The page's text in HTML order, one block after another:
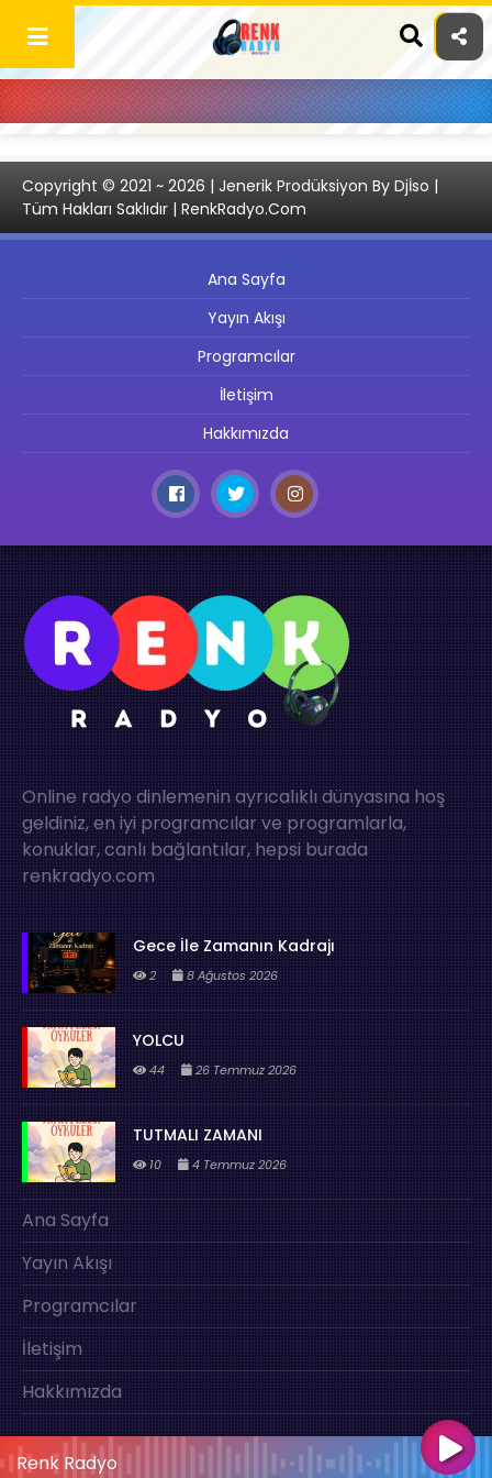
content
Renk Radyo
Copyright © 2021 ~ 2026 | Jenerik Prodüksiyon By Djİso |
Tüm Hakları Saklıdır | RenkRadyo.Com
Ana Sayfa
Yayın Akışı
Programcılar
İletişim
Hakkımızda
Online radyo dinlemenin ayrıcalıklı dünyasına hoş
geldiniz, en iyi programcılar ve programlarla,
konuklar, canlı bağlantılar, hepsi burada
renkradyo.com
Gece İle Zamanın Kadrajı
2 8 Ağustos 2026
YOLCU
44 26 Temmuz 2026
TUTMALI ZAMANI
10 4 Temmuz 2026
Ana Sayfa
Yayın Akışı
Programcılar
İletişim
Hakkımızda